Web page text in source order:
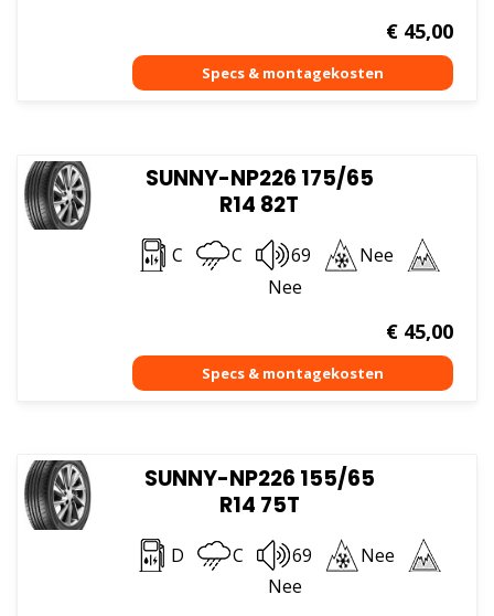
€45,00
SUNNY-NP226 175/65
R14 82T
C C 69
Nee
Nee
€45,00
SUNNY-NP226 155/65
R14 75T
D C 69
Nee
Nee